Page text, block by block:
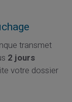
transmet
2 jours
votre dossier